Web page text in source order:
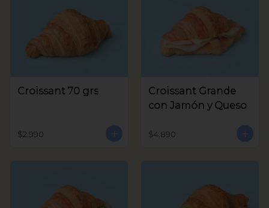
Croissant 70 grs
$2.990
Croissant Grande
con Jamón y Queso
$4.890